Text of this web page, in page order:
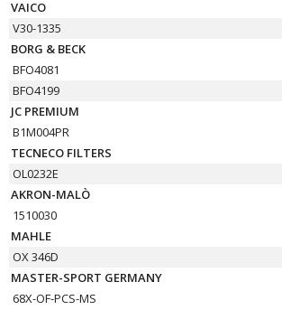
VAICO
V30-1335
BORG & BECK
BFO4081
BFO4199
JC PREMIUM
B1M004PR
TECNECO FILTERS
OL0232E
AKRON-MALÒ
1510030
MAHLE
OX 346D
MASTER-SPORT GERMANY
68X-OF-PCS-MS